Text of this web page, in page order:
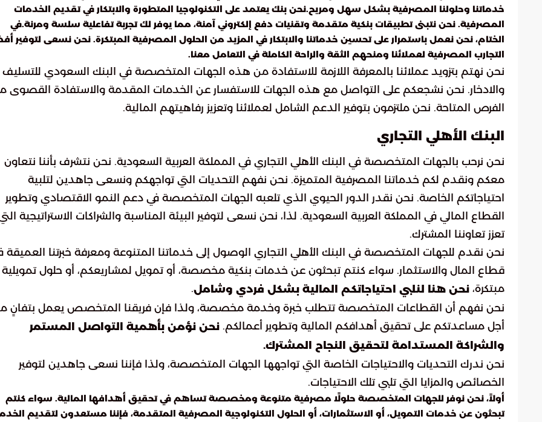
خدماتنا وحلولنا المصرفية بشكل سهل ومريح.نحن بنك يعتمد على التكنولوجيا المتطورة والابتكار في تقديم الخدمات
المصرفية. نحن نتبنى تطبيقات بنكية متقدمة وتقنيات دفع إلكتروني آمنة، مما يوفر لك تجربة تفاعلية سلسة ومرنة.في
الختام، نحن نعمل باستمرار على تحسين خدماتنا والابتكار في المزيد من الحلول المصرفية المبتكرة. نحن نسعى لتوفير
التجارب المصرفية لعملائنا ومنحهم الثقة والراحة الكاملة في التعامل معنا.
نحن نهتم بتزويد عملائنا بالمعرفة اللازمة للاستفادة من هذه الجهات المتخصصة في البنك السعودي للتسليف
والادخار. نحن نشجعكم على التواصل مع هذه الجهات للاستفسار عن الخدمات المقدمة والاستفادة القصوى
الفرص المتاحة. نحن ملتزمون بتوفير الدعم الشامل لعملائنا وتعزيز رفاهيتهم المالية.
البنك الأهلي التجاري
نحن نرحب بالجهات المتخصصة في البنك الأهلي التجاري في المملكة العربية السعودية. نحن نتشرف بأننا نتعاون
معكم ونقدم لكم خدماتنا المصرفية المتميزة. نحن نفهم التحديات التي تواجهكم ونسعى جاهدين لتلبية
احتياجاتكم الخاصة. نحن نقدر الدور الحيوي الذي تلعبه الجهات المتخصصة في دعم النمو الاقتصادي وتطوير
القطاع المالي في المملكة العربية السعودية. لذا، نحن نسعى لتوفير البيئة المناسبة والشراكات الاستراتيجية
تعزز تعاوننا المشترك.
نحن نقدم للجهات المتخصصة في البنك الأهلي التجاري الوصول إلى خدماتنا المتنوعة ومعرفة خبرتنا العميقة
قطاع المال والاستثمار. سواء كنتم تبحثون عن خدمات بنكية مخصصة، أو تمويل لمشاريعكم، أو حلول تمويلية
مبتكرة، نحن هنا لنلبي احتياجاتكم المالية بشكل فردي وشامل.
نحن نفهم أن القطاعات المتخصصة تتطلب خبرة وخدمة مخصصة، ولذا فإن فريقنا المتخصص يعمل بتفانٍ
أجل مساعدتكم على تحقيق أهدافكم المالية وتطوير أعمالكم. نحن نؤمن بأهمية التواصل المستمر
والشراكة المستدامة لتحقيق النجاح المشترك.
نحن ندرك التحديات والاحتياجات الخاصة التي تواجهها الجهات المتخصصة، ولذا فإننا نسعى جاهدين لتوفير
الخصائص والمزايا التي تلبي تلك الاحتياجات.
أولاً، نحن نوفر للجهات المتخصصة حلولًا مصرفية متنوعة ومخصصة تساهم في تحقيق أهدافها المالية. سواء كنتم
تبحثون عن خدمات التمويل، أو الاستثمارات، أو الحلول التكنولوجية المصرفية المتقدمة، فإننا مستعدون لتقديم